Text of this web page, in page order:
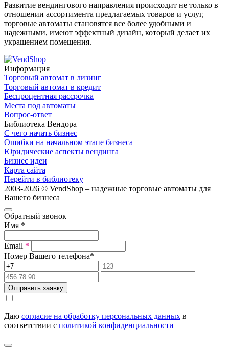
Развитие вендингового направления происходит не только в
отношении ассортимента предлагаемых товаров и услуг,
торговые автоматы становятся все более удобными и
надежными, имеют эффектный дизайн, который делает их
украшением помещения.
Информация
Торговый автомат в лизинг
Торговый автомат в кредит
Беспроцентная рассрочка
Места под автоматы
Вопрос-ответ
Библиотека Вендора
С чего начать бизнес
Ошибки на начальном этапе бизнеса
Юридические аспекты вендинга
Бизнес идеи
Карта сайта
Перейти в библиотеку
2003-2026 © VendShop – надежные торговые автоматы для
Вашего бизнеса
Обратный звонок
Имя *
Email *
Номер Вашего телефона*
Отправить заявку
Даю согласие на обработку персональных данных в
соответствии с политикой конфиденциальности